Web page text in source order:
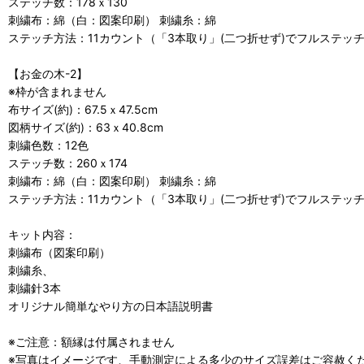
刺繍布：綿（白：図案印刷） 刺繍糸：綿
ステッチ方法：11カウント（「3本取り」(二つ折せず)でフルステッチ
【お金の木-2】
※枠が含まれません
布サイズ(約)：67.5ｘ47.5cm
図柄サイズ(約)：63ｘ40.8cm
刺繍色数：12色
ステッチ数：260ｘ174
刺繍布：綿（白：図案印刷） 刺繍糸：綿
ステッチ方法：11カウント（「3本取り」(二つ折せず)でフルステッチ
キット内容：
刺繍布（図案印刷）
刺繍糸、
刺繍針3本
オリジナル簡単なやり方の日本語説明書
※ご注意：額縁は付属されません
※写真はイメージです、手動測定による多少のサイズ誤差はご容赦く